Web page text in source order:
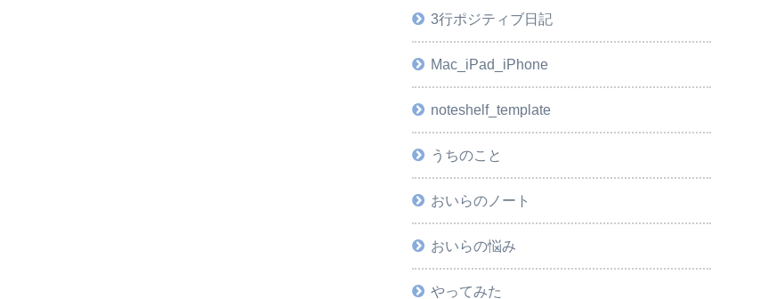
3行ポジティブ日記
Mac_iPad_iPhone
noteshelf_template
うちのこと
おいらのノート
おいらの悩み
やってみた